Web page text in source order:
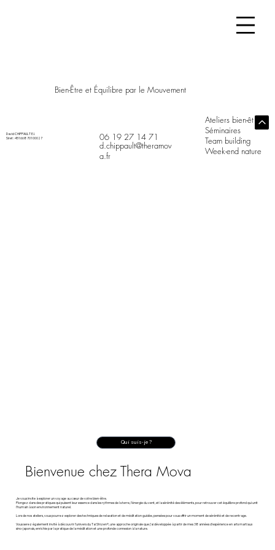
Ateliers bien-être
Séminaires
Team building
Week-end nature
David CHIPPAULT E.I.
Siret : 451 668 701 00027
d.chippault@theramov
a.fr
06 19 27 14 71
Bien-Être et Équilibre par le Mouvement
Qui suis-je ?
Bienvenue chez Thera Mova
Je vous invite à explorer un voyage au cœur de votre bien-être.
Plongez dans des pratiques qui puisent leur essence dans les rythmes de la terre, l’énergie du vent, et la sérénité des éléments, pour retrouver cet équilibre profond qui unit
l’humain à son environnement naturel.
Lors de nos ateliers, vous pourrez explorer des techniques de relaxation et de méditation guidée, pensées pour vous offrir un moment de sérénité et de recentrage.
Vous serez également invité à découvrir l’univers du Tai Shizen®, une approche originale que j’ai développée à partir de mes 38 années d’expérience en arts martiaux
sino-japonais, enrichie par la pratique de la méditation et une profonde connexion à la nature.